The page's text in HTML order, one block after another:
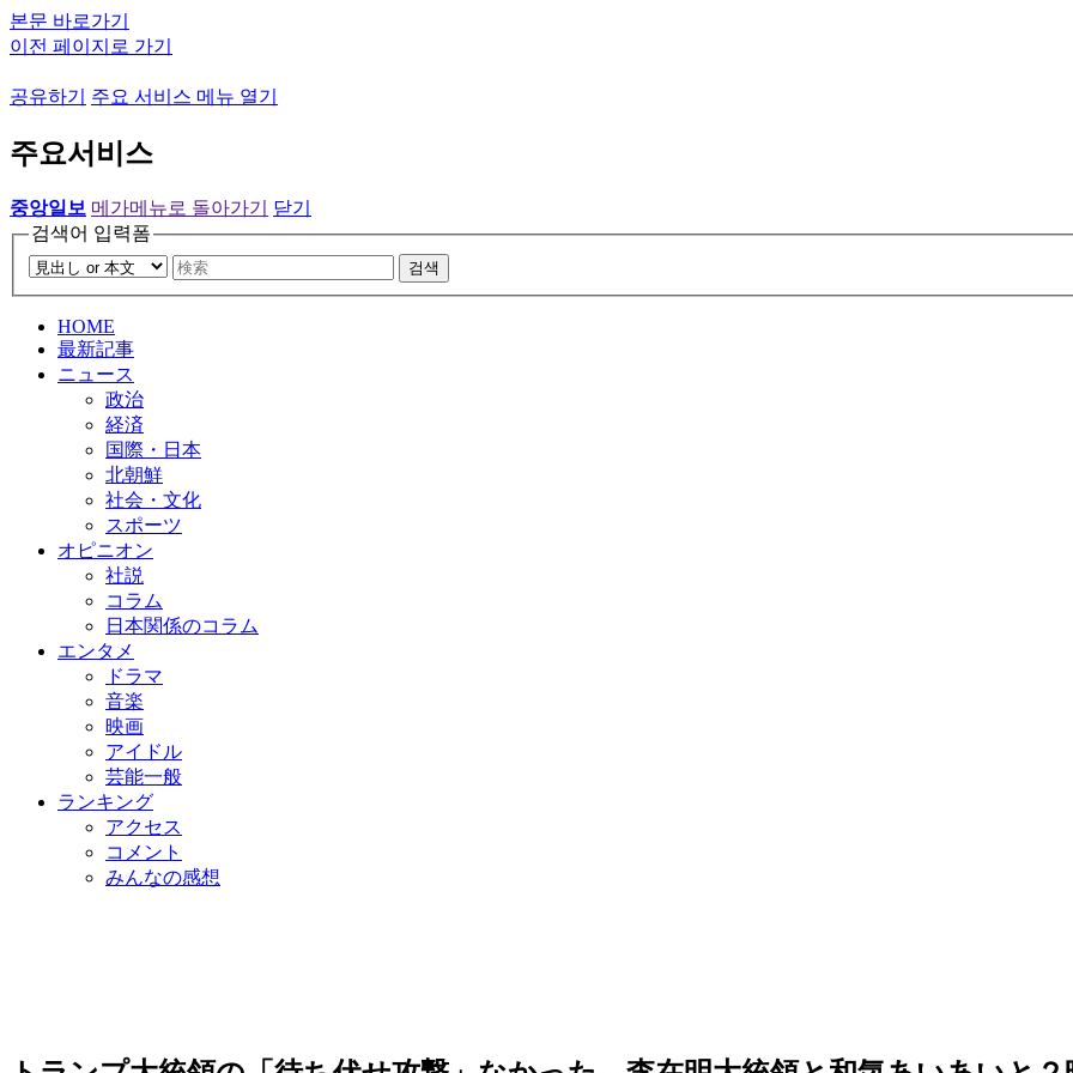
본문 바로가기
이전 페이지로 가기
공유하기 주요 서비스 메뉴 열기
주요서비스
중앙일보 메가메뉴로 돌아가기
닫기
검색어 입력폼
검색
HOME
最新記事
ニュース
政治
経済
国際・日本
北朝鮮
社会・文化
スポーツ
オピニオン
社説
コラム
日本関係のコラム
エンタメ
ドラマ
音楽
映画
アイドル
芸能一般
ランキング
アクセス
コメント
みんなの感想